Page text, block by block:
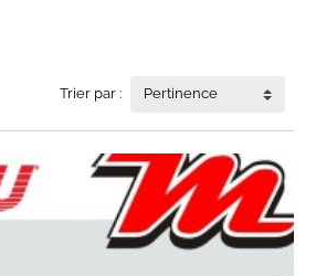
Trier par : Pertinence